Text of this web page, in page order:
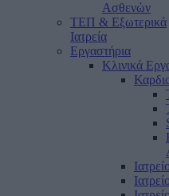
Ασθενών
ΤΕΠ & Εξωτερικά
Ιατρεία
Εργαστήρια
Κλινικά